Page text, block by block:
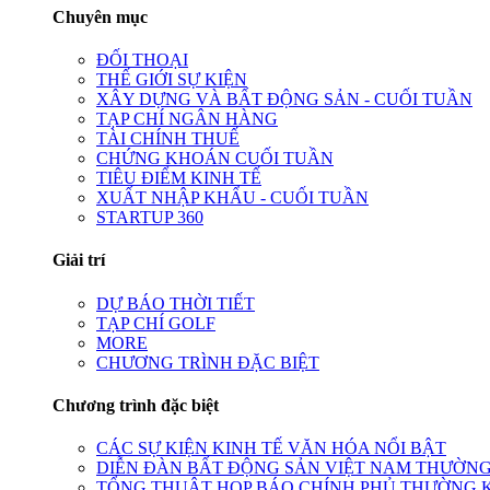
Chuyên mục
ĐỐI THOẠI
THẾ GIỚI SỰ KIỆN
XÂY DỰNG VÀ BẤT ĐỘNG SẢN - CUỐI TUẦN
TẠP CHÍ NGÂN HÀNG
TÀI CHÍNH THUẾ
CHỨNG KHOÁN CUỐI TUẦN
TIÊU ĐIỂM KINH TẾ
XUẤT NHẬP KHẨU - CUỐI TUẦN
STARTUP 360
Giải trí
DỰ BÁO THỜI TIẾT
TẠP CHÍ GOLF
MORE
CHƯƠNG TRÌNH ĐẶC BIỆT
Chương trình đặc biệt
CÁC SỰ KIỆN KINH TẾ VĂN HÓA NỔI BẬT
DIỄN ĐÀN BẤT ĐỘNG SẢN VIỆT NAM